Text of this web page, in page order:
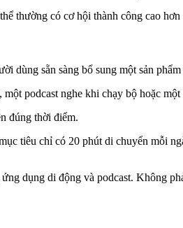
thường có cơ hội thành công cao
dùng sẵn sàng bổ sung một sản
podcast nghe khi chạy bộ hoặc
đúng thời điểm.
tiêu chỉ có 20 phút di chuyển mỗi
dụng di động và podcast. Không